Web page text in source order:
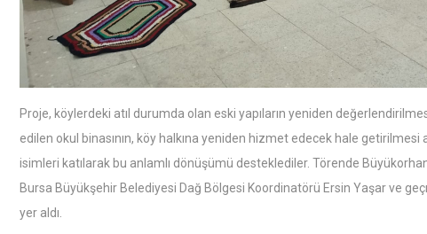
Proje, köylerdeki atıl durumda olan eski yapıların yeniden
edilen okul binasının, köy halkına yeniden hizmet edecek hale getirilmesi
isimleri katılarak bu anlamlı dönüşümü desteklediler. Törende
Bursa Büyükşehir Belediyesi Dağ Bölgesi Koordinatörü Ersin Yaşar ve
yer aldı.